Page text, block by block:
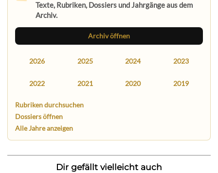
Texte, Rubriken, Dossiers und Jahrgänge aus dem
Archiv.
Archiv öffnen
2026 2025 2024 2023
2022 2021 2020 2019
Rubriken durchsuchen
Dossiers öffnen
Alle Jahre anzeigen
Dir gefällt vielleicht auch